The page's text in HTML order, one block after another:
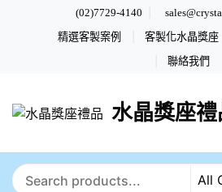
(02)7729-4140
精選客製案例 客製化水晶獎座
聯絡我們
水晶獎座禮